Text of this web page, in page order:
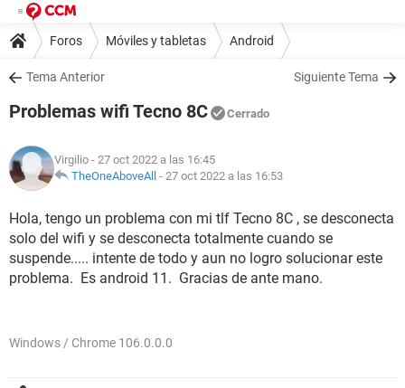
Foros Móviles y tabletas Android
Tema Anterior Siguiente Tema
Problemas wifi Tecno 8C Cerrado
Virgilio - 27 oct 2022 a las 16:45
TheOneAboveAll - 27 oct 2022 a las 16:53
Hola, tengo un problema con mi tlf Tecno 8C , se desconecta
solo del wifi y se desconecta totalmente cuando se
suspende..... intente de todo y aun no logro solucionar este
problema. Es android 11. Gracias de ante mano.
Windows / Chrome 106.0.0.0